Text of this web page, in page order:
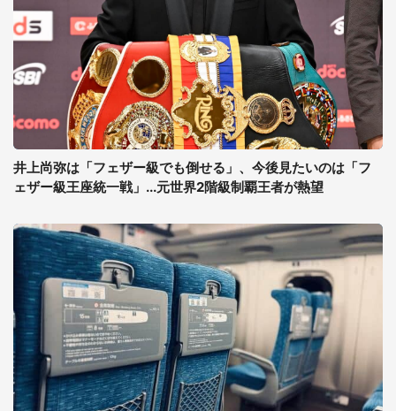
井上尚弥は「フェザー級でも倒せる」、今後見たいのは「フ
ェザー級王座統一戦」...元世界2階級制覇王者が熱望